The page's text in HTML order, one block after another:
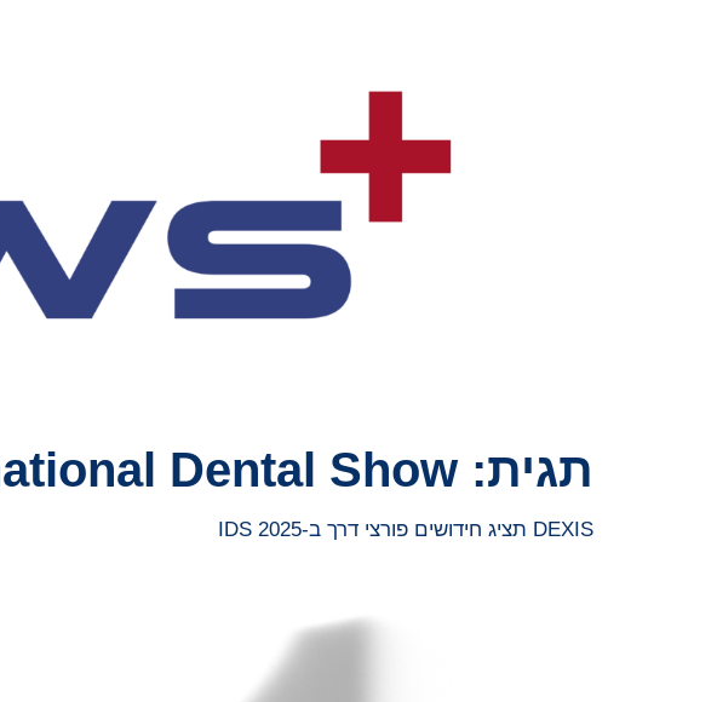
תגית: Dental Show
DEXIS תציג חידושים פורצי דרך ב-IDS 2025